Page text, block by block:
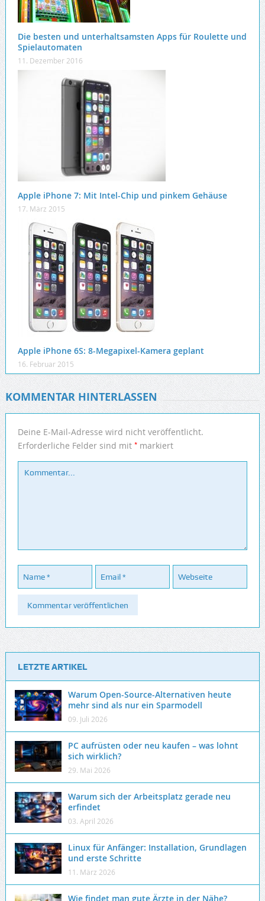
Die besten und unterhaltsamsten Apps für Roulette und
Spielautomaten
11. Dezember 2016
Apple iPhone 7: Mit Intel-Chip und pinkem Gehäuse
17. März 2015
Apple iPhone 6S: 8-Megapixel-Kamera geplant
16. Februar 2015
KOMMENTAR HINTERLASSEN
Deine E-Mail-Adresse wird nicht veröffentlicht.
Erforderliche Felder sind mit *markiert
LETZTE ARTIKEL
Warum Open-Source-Alternativen heute
mehr sind als nur ein Sparmodell
09. Juli 2026
PC aufrüsten oder neu kaufen – was lohnt
sich wirklich?
29. Mai 2026
Warum sich der Arbeitsplatz gerade neu
erfindet
03. April 2026
Linux für Anfänger: Installation, Grundlagen
und erste Schritte
11. März 2026
Wie findet man gute Ärzte in der Nähe?